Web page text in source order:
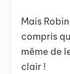
Mais
compris
même de
clair !